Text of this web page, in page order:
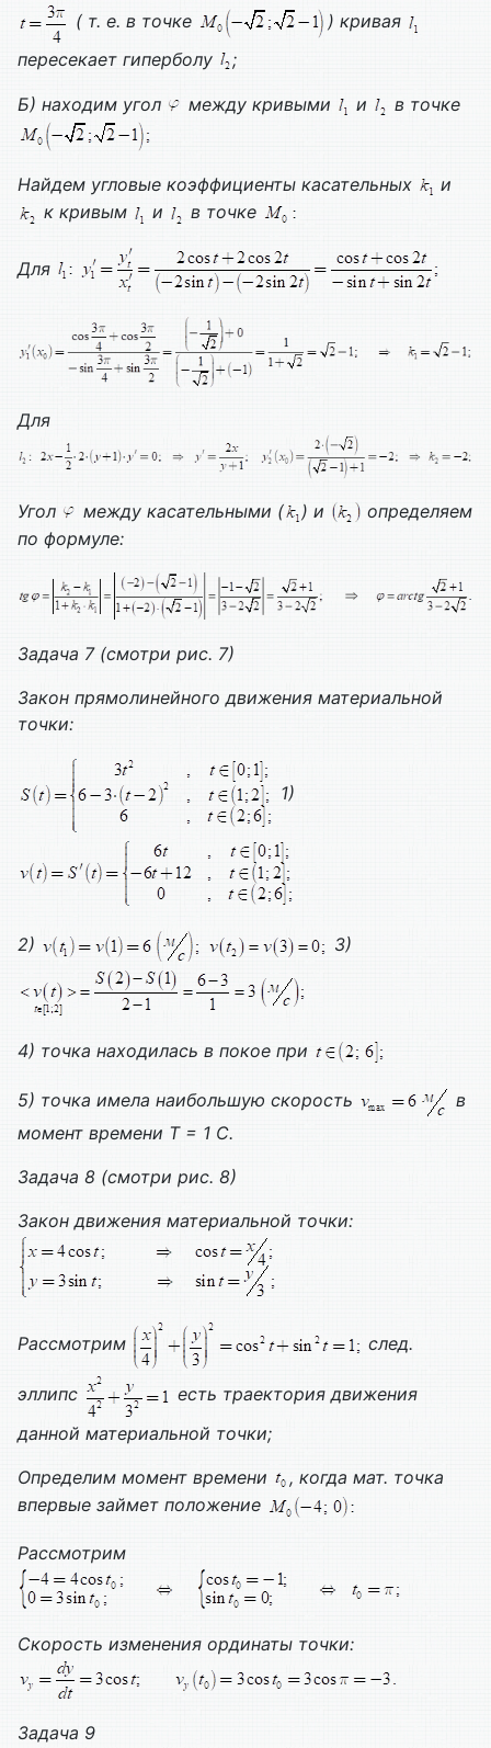
( т. е. в точке
) кривая
пересекает гиперболу
;
Б) находим угол между кривыми и в точке
Найдем угловые коэффициенты касательных
и
к кривым
и в точке
Для
Для
Угол между касательными ( ) и
определяем
по формуле:
Задача 7 (смотри рис. 7)
Закон прямолинейного движения материальной
точки:
1)
2) 3)
4) точка находилась в покое при
5) точка имела наибольшую скорость
в
момент времени T = 1 C.
Задача 8 (смотри рис. 8)
Закон движения материальной точки:
Рассмотрим след.
эллипс
есть траектория движения
данной материальной точки;
Определим момент времени
, когда мат. точка
впервые займет положение
Рассмотрим
Скорость изменения ординаты точки:
Задача 9